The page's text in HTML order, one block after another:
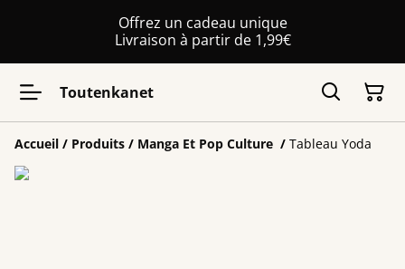
Offrez un cadeau unique
Livraison à partir de 1,99€
Toutenkanet
Accueil / Produits / Manga Et Pop Culture / Tableau Yoda